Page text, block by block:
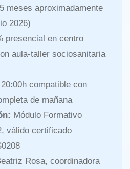
meses aproximadamente
2026)
presencial en centro
aula-taller sociosanitaria
compatible con
de mañana
Módulo Formativo
válido certificado
Rosa, coordinadora